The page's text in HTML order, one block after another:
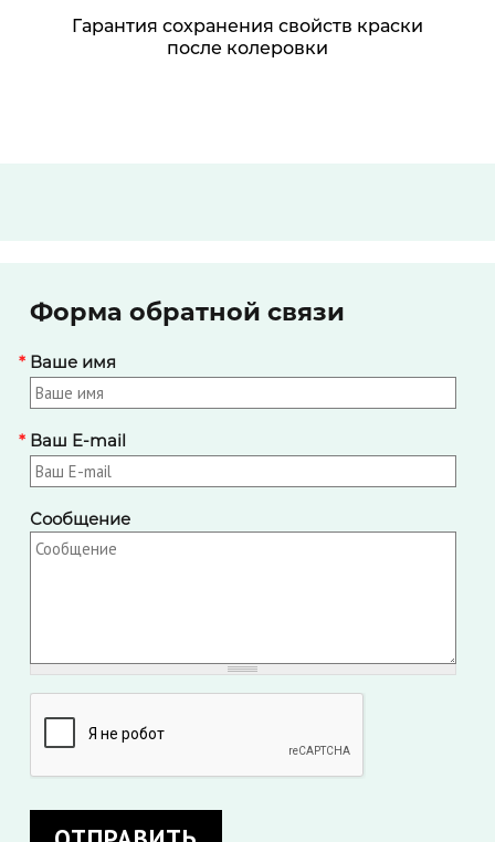
Гарантия сохранения свойств краски
после колеровки
Форма обратной связи
Ваше имя
*
Ваш E-mail
*
Сообщение